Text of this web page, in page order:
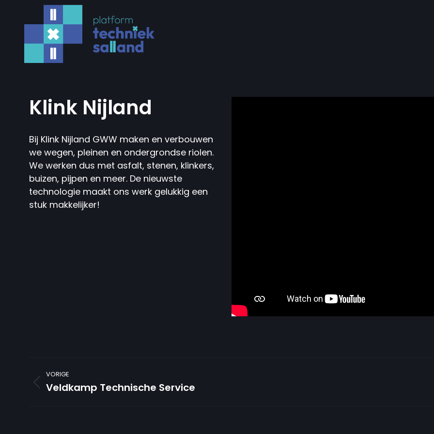
Klink Nijland
Bij Klink Nijland GWW maken en verbouwen
we wegen, pleinen en ondergrondse riolen.
We werken dus met asfalt, stenen, klinkers,
buizen, pijpen en meer. De nieuwste
technologie maakt ons werk gelukkig een
stuk makkelijker!
navigatie
VORIGE
Vorig
Veldkamp Technische Service